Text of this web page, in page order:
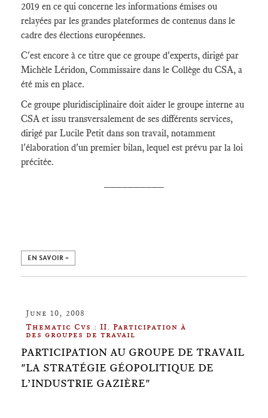
2019 en ce qui concerne les informations émises ou
relayées par les grandes plateformes de contenus dans le
cadre des élections européennes.
C'est encore à ce titre que ce groupe d'experts, dirigé par
Michèle Léridon, Commissaire dans le Collège du CSA, a
été mis en place.
Ce groupe pluridisciplinaire doit aider le groupe interne au
CSA et issu transversalement de ses différents services,
dirigé par Lucile Petit dans son travail, notamment
l'élaboration d'un premier bilan, lequel est prévu par la loi
précitée.
EN SAVOIR +
June 10, 2008
Thematic Cvs : II. Participation à
des groupes de travail
PARTICIPATION AU GROUPE DE TRAVAIL
"LA STRATÉGIE GÉOPOLITIQUE DE
L’INDUSTRIE GAZIÈRE"